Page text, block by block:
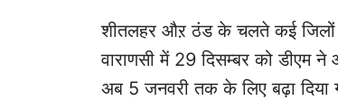
शीतलहर औऱ ठंड के चलते कई जिलों
वाराणसी में 29 दिसम्बर को डीएम
अब 5 जनवरी तक के लिए बढ़ा दिया